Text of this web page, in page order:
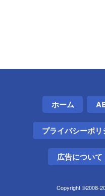
ホーム
プライバシーポリ
広告について
Copyright ©2008-